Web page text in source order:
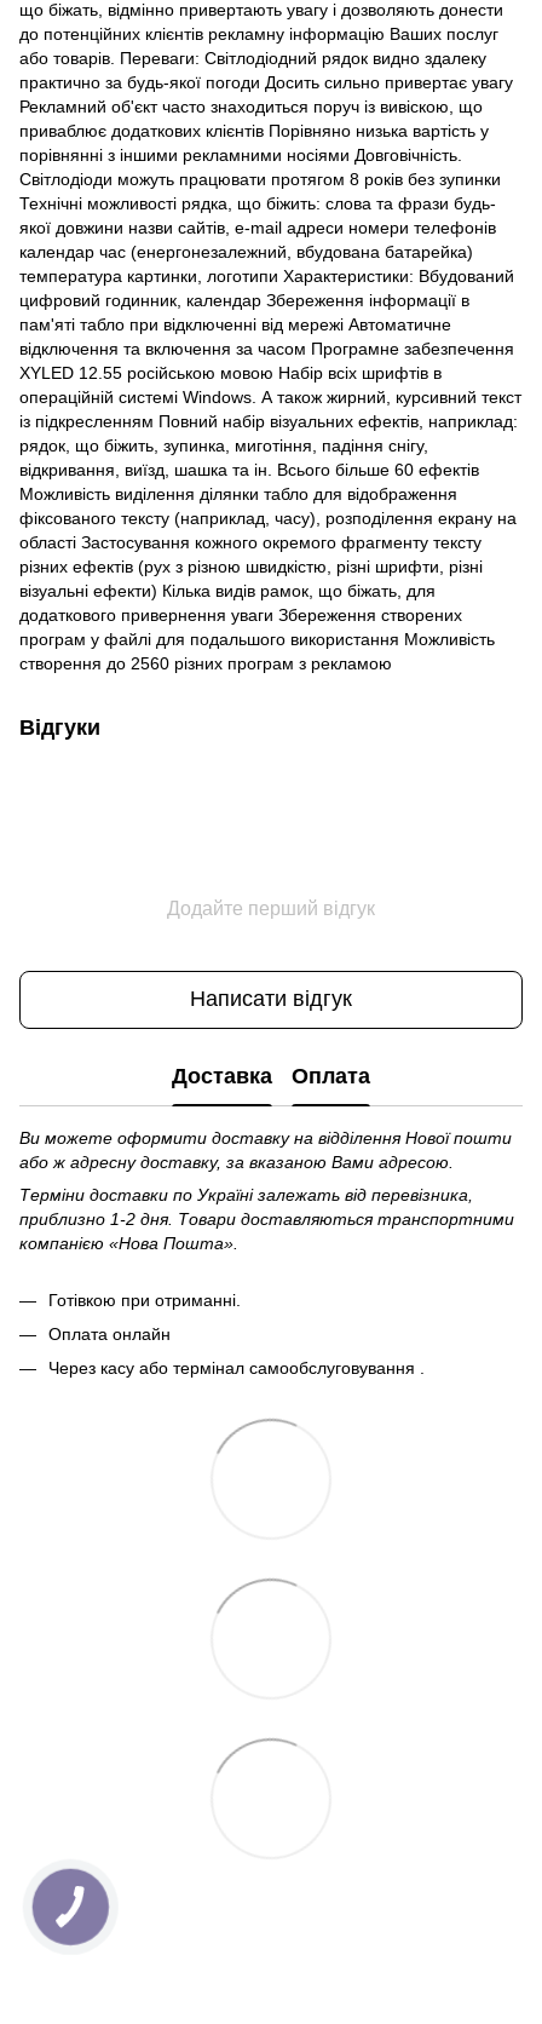
що біжать, відмінно привертають увагу і дозволяють донести
до потенційних клієнтів рекламну інформацію Ваших послуг
або товарів. Переваги: Світлодіодний рядок видно здалеку
практично за будь-якої погоди Досить сильно привертає увагу
Рекламний об'єкт часто знаходиться поруч із вивіскою, що
приваблює додаткових клієнтів Порівняно низька вартість у
порівнянні з іншими рекламними носіями Довговічність.
Світлодіоди можуть працювати протягом 8 років без зупинки
Технічні можливості рядка, що біжить: слова та фрази будь-
якої довжини назви сайтів, e-mail адреси номери телефонів
календар час (енергонезалежний, вбудована батарейка)
температура картинки, логотипи Характеристики: Вбудований
цифровий годинник, календар Збереження інформації в
пам'яті табло при відключенні від мережі Автоматичне
відключення та включення за часом Програмне забезпечення
XYLED 12.55 російською мовою Набір всіх шрифтів в
операційній системі Windows. А також жирний, курсивний текст
із підкресленням Повний набір візуальних ефектів, наприклад:
рядок, що біжить, зупинка, миготіння, падіння снігу,
відкривання, виїзд, шашка та ін. Всього більше 60 ефектів
Можливість виділення ділянки табло для відображення
фіксованого тексту (наприклад, часу), розподілення екрану на
області Застосування кожного окремого фрагменту тексту
різних ефектів (рух з різною швидкістю, різні шрифти, різні
візуальні ефекти) Кілька видів рамок, що біжать, для
додаткового привернення уваги Збереження створених
програм у файлі для подальшого використання Можливість
створення до 2560 різних програм з рекламою
Відгуки
Додайте перший відгук
Написати відгук
Доставка Оплата
Ви можете оформити доставку на відділення Нової пошти
або ж адресну доставку, за вказаною Вами адресою.
Терміни доставки по Україні залежать від перевізника,
приблизно 1-2 дня. Товари доставляються транспортними
компанією «Нова Пошта».
Готівкою при отриманні.
Оплата онлайн
Через касу або термінал самообслуговування .